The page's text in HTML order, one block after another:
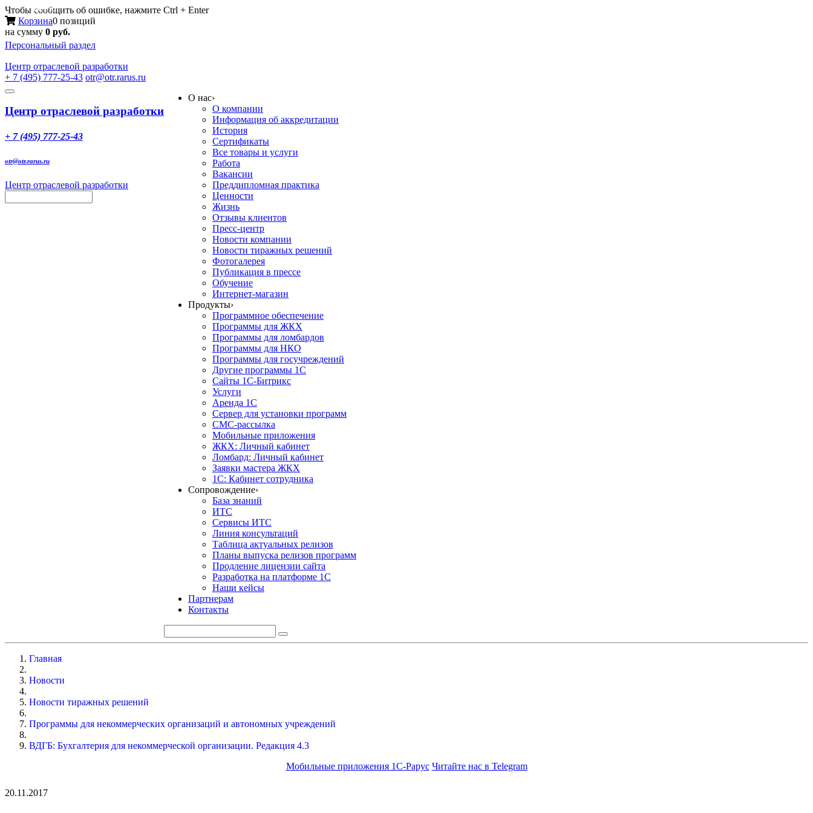
Чтобы сообщить об ошибке, нажмите Ctrl + Enter
Корзина0 позиций
на сумму 0 руб.
Персональный раздел
Центр отраслевой разработки
+ 7 (495) 777-25-43 otr@otr.rarus.ru
Toggle
Меню
Центр отраслевой разработки
+ 7 (495) 777-25-43
otr@otr.rarus.ru
Центр отраслевой разработки
О нас›
О компании
Информация об аккредитации
История
Сертификаты
Все товары и услуги
Работа
Вакансии
Преддипломная практика
Ценности
Жизнь
Отзывы клиентов
Пресс-центр
Новости компании
Новости тиражных решений
Фотогалерея
Публикация в прессе
Обучение
Интернет-магазин
Продукты›
Программное обеспечение
Программы для ЖКХ
Программы для ломбардов
Программы для НКО
Программы для госучреждений
Другие программы 1С
Сайты 1С-Битрикс
Услуги
Аренда 1С
Сервер для установки программ
СМС-рассылка
Мобильные приложения
ЖКХ: Личный кабинет
Ломбард: Личный кабинет
Заявки мастера ЖКХ
1С: Кабинет сотрудника
Сопровождение›
База знаний
ИТС
Сервисы ИТС
Линия консультаций
Таблица актуальных релизов
Планы выпуска релизов программ
Продление лицензии сайта
Разработка на платформе 1С
Наши кейсы
Партнерам
Контакты
Главная
Новости
Новости тиражных решений
Программы для некоммерческих организаций и автономных учреждений
ВДГБ: Бухгалтерия для некоммерческой организации. Редакция 4.3
Мобильные приложения 1С-Рарус Читайте нас в Telegram
20.11.2017